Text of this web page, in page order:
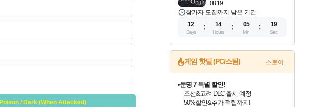
Poison / Dark (When Attacked)
08.19
참가자 모집까지 남은 기간
12
Days
14
Hours
05
Min
19
Sec
게임 핫딜 (PC/스팀) 스토어+
문명 7 특별 할인!
조선&고려 DLC 출시 예정
50%할인&추가 적립까지!